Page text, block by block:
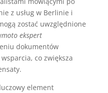
z usług w Berlinie i
zostać uwzględnione
moto ekspert
dokumentów
co zwiększa
element